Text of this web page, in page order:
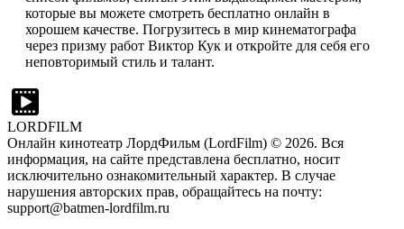
которые вы можете смотреть бесплатно онлайн в
хорошем качестве. Погрузитесь в мир кинематографа
через призму работ Виктор Кук и откройте для себя его
неповторимый стиль и талант.
LORDFILM
Онлайн кинотеатр ЛордФильм (LordFilm) © 2026. Вся
информация, на сайте представлена бесплатно, носит
исключительно ознакомительный характер. В случае
нарушения авторских прав, обращайтесь на почту:
support@batmen-lordfilm.ru